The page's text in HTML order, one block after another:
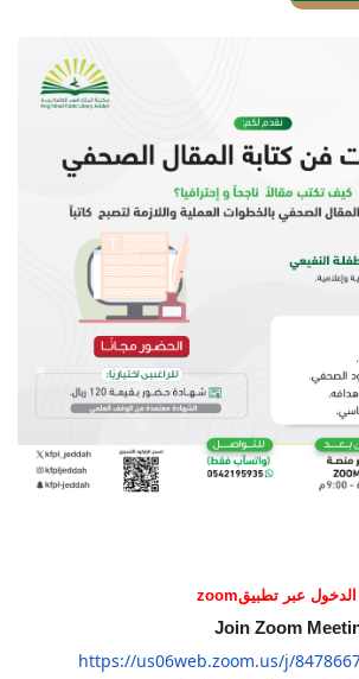
عبر تطبيقzoom
Join Zoom
https://us06web.zoom.us/j/